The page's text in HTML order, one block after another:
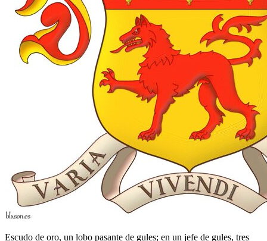
Escudo de oro, un lobo pasante de gules; en un jefe de gules, tres